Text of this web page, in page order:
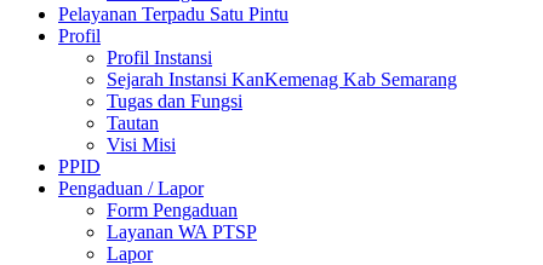
Pelayanan Terpadu Satu Pintu
Profil
Profil Instansi
Sejarah Instansi KanKemenag Kab Semarang
Tugas dan Fungsi
Tautan
Visi Misi
PPID
Pengaduan / Lapor
Form Pengaduan
Layanan WA PTSP
Lapor